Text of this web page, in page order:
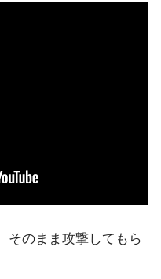
そのまま攻撃してもら